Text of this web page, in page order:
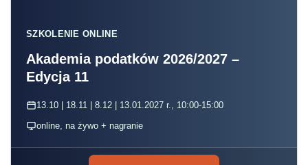
SZKOLENIE ONLINE
Akademia podatków 2026/2027 –
Edycja 11
13.10 | 18.11 | 8.12 | 13.01.2027 r., 10:00-15:00
online, na żywo + nagranie